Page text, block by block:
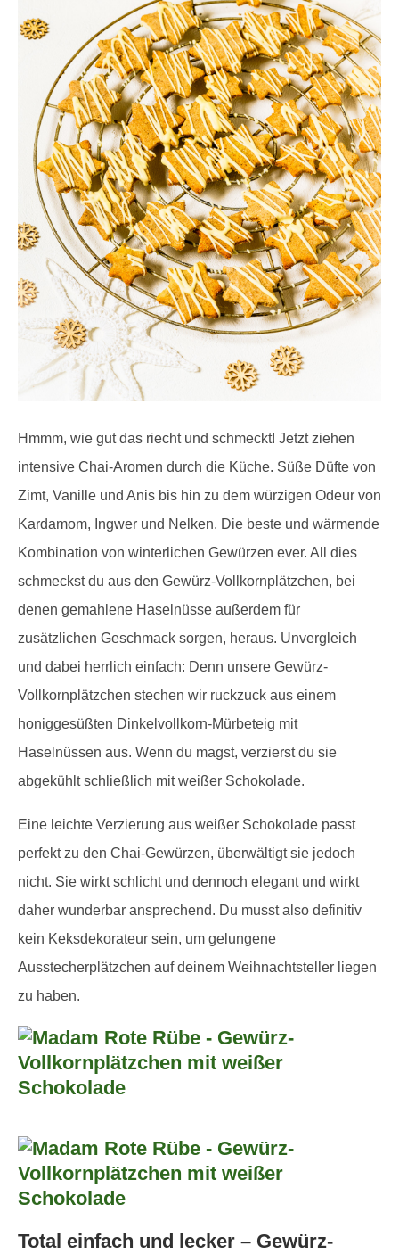
Hmmm, wie gut das riecht und schmeckt! Jetzt ziehen
intensive Chai-Aromen durch die Küche. Süße Düfte von
Zimt, Vanille und Anis bis hin zu dem würzigen Odeur von
Kardamom, Ingwer und Nelken. Die beste und wärmende
Kombination von winterlichen Gewürzen ever. All dies
schmeckst du aus den Gewürz-Vollkornplätzchen, bei
denen gemahlene Haselnüsse außerdem für
zusätzlichen Geschmack sorgen, heraus. Unvergleich
und dabei herrlich einfach: Denn unsere Gewürz-
Vollkornplätzchen stechen wir ruckzuck aus einem
honiggesüßten Dinkelvollkorn-Mürbeteig mit
Haselnüssen aus. Wenn du magst, verzierst du sie
abgekühlt schließlich mit weißer Schokolade.
Eine leichte Verzierung aus weißer Schokolade passt
perfekt zu den Chai-Gewürzen, überwältigt sie jedoch
nicht. Sie wirkt schlicht und dennoch elegant und wirkt
daher wunderbar ansprechend. Du musst also definitiv
kein Keksdekorateur sein, um gelungene
Ausstecherplätzchen auf deinem Weihnachtsteller liegen
zu haben.
Total einfach und lecker – Gewürz-